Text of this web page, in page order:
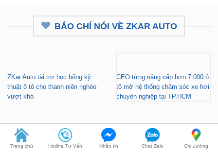
BÁO CHÍ NÓI VỀ ZKAR AUTO
ZKar Auto tài trợ học bổng kỹ
thuật ô tô cho thanh niên nghèo
vượt khó
CEO từng nâng cấp hơn 7.000 ô
tô mở hệ thống chăm sóc xe hơi
chuyên nghiệp tại TP.HCM
Gara nâng cấp xe hơi chuyên ZKar Auto tài trợ học bổng kỹ
Trang chủ Hotline Tư Vấn Nhắn tin Chat Zalo Chỉ đường